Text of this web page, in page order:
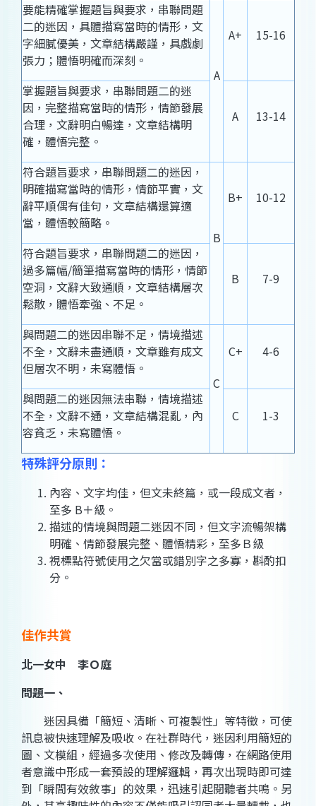
要能精確掌握題旨與要求，串聯問題
二的迷因，具體描寫當時的情形，文
字細膩優美，文章結構嚴謹，具戲劇
張力；體悟明確而深刻。
A
A+ 15-16
掌握題旨與要求，串聯問題二的迷
因，完整描寫當時的情形，情節發展
合理，文辭明白暢達，文章結構明
確，體悟完整。
A 13-14
符合題旨要求，串聯問題二的迷因，
明確描寫當時的情形，情節平實，文
辭平順偶有佳句，文章結構還算適
當，體悟較簡略。
B
B+ 10-12
符合題旨要求，串聯問題二的迷因，
過多篇幅/簡筆描寫當時的情形，情節
空洞，文辭大致通順，文章結構層次
鬆散，體悟牽強、不足。
B 7-9
與問題二的迷因串聯不足，情境描述
不全，文辭未盡通順，文章雖有成文
但層次不明，未寫體悟。
C
C+ 4-6
與問題二的迷因無法串聯，情境描述
不全，文辭不通，文章結構混亂，內
容貧乏，未寫體悟。
C 1-3
特殊評分原則：
內容、文字均佳，但文未終篇，或一段成文者，
至多 B＋級。
描述的情境與問題二迷因不同，但文字流暢架構
明確、情節發展完整、體悟精彩，至多Ｂ級
視標點符號使用之欠當或錯別字之多寡，斟酌扣
分。
佳作共賞
北一女中 李Ｏ庭
問題一、
迷因具備「簡短、清晰、可複製性」等特徵，可使
訊息被快速理解及吸收。在社群時代，迷因利用簡短的
圖、文模組，經過多次使用、修改及轉傳，在網路使用
者意識中形成一套預設的理解邏輯，再次出現時即可達
到「瞬間有效敘事」的效果，迅速引起閱聽者共鳴。另